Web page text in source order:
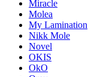
Miracle
Molea
My Lamination
Nikk Mole
Novel
OKIS
OkO